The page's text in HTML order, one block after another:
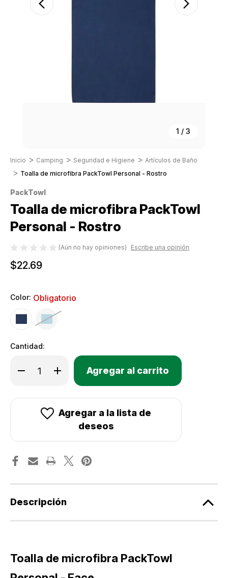
1 / 3
Inicio Camping Seguridad e Higiene
Artículos de Baño
Toalla de microfibra PackTowl Personal - Rostro
PackTowl
Toalla de microfibra PackTowl
Personal - Rostro
(Aún no hay opiniones) Escribe una opinión
$22.69
Color: Obligatorio
Cantidad:
Disminuir
Toalla
microfibra
PackTowl
Rostro
Aumentar
la
cantidad
Toalla
microfibra
PackTowl
Personal
Rostro
Only
Existencias
actuales:
Agregar a la lista de
deseos
Descripción
Toalla de microfibra PackTowl